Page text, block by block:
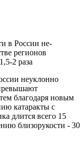
в России не­
регионов
2 раза
не­уклон­но
благодаря новым
катаракты с
длится всего 15
близорукости - 30